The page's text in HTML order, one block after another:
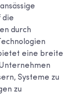
die
durch
eine breite
Systeme zu
zu